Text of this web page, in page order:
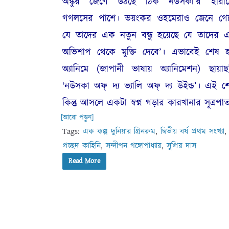
গগলসের পাশে। ভয়ংকর ওহমেরাও জেনে
যে তাদের এক নতুন বন্ধু হয়েছে যে তাদের
অভিশাপ থেকে মুক্তি দেবে’। এভাবেই শেষ
অ্যানিমে (জাপানী ভাষায় অ্যানিমেশন)
‘নউসকা অফ্‌ দ্য ভ্যালি অফ্‌ দ্য উইন্ড’। এই
কিন্তু আসলে একটা স্বপ্ন গড়ার কারখানার
[আরো পড়ুন]
Tags: এক কল্প দুনিয়ার গ্রিনরুম,দ্বিতীয় বর্ষ প্রথম সংখ্যা,
প্রচ্ছদ কাহিনি,সন্দীপন গঙ্গোপাধ্যায়,সুপ্রিয় দাস
Read More